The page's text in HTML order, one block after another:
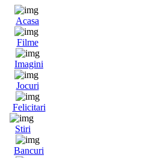
Acasa
Filme
Imagini
Jocuri
Felicitari
Stiri
Bancuri